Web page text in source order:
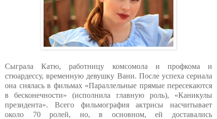
Сыграла Катю, работницу комсомола и профкома и
стюардессу, временную девушку Вани. После успеха сериала
она снялась в фильмах «Параллельные прямые пересекаются
в бесконечности» (исполнила главную роль), «Каникулы
президента». Всего фильмография актрисы насчитывает
около 70 ролей, но, в основном, ей доставались